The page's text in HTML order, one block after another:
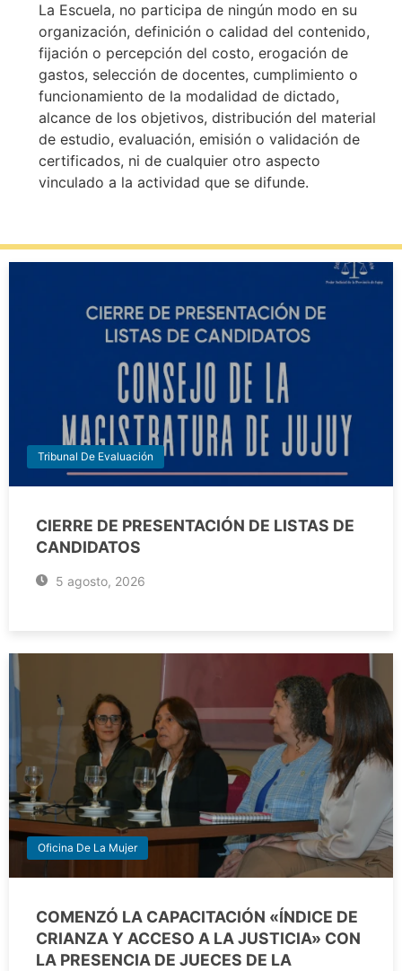
La Escuela, no participa de ningún modo en su
organización, definición o calidad del contenido,
fijación o percepción del costo, erogación de
gastos, selección de docentes, cumplimiento o
funcionamiento de la modalidad de dictado,
alcance de los objetivos, distribución del material
de estudio, evaluación, emisión o validación de
certificados, ni de cualquier otro aspecto
vinculado a la actividad que se difunde.
Tribunal De Evaluación
CIERRE DE PRESENTACIÓN DE LISTAS DE
CANDIDATOS
5 agosto, 2026
Oficina De La Mujer
COMENZÓ LA CAPACITACIÓN «ÍNDICE DE
CRIANZA Y ACCESO A LA JUSTICIA» CON
LA PRESENCIA DE JUECES DE LA